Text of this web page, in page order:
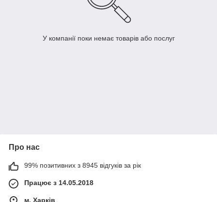
У компанії поки немає товарів або послуг
Про нас
99% позитивних з 8945 відгуків за рік
Працює з 14.05.2018
м. Харків